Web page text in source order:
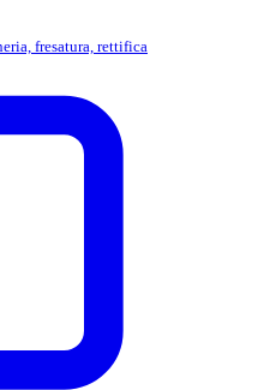
fresatura, rettifica